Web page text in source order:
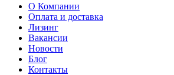
О Компании
Оплата и доставка
Лизинг
Вакансии
Новости
Блог
Контакты